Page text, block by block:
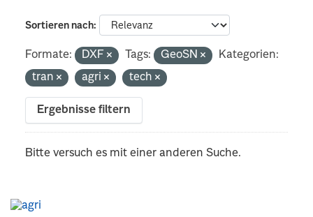
Sortieren nach
Formate: DXF Tags: GeoSN
Kategorien:
tran
agri tech
Ergebnisse filtern
Bitte versuch es mit einer anderen Suche.